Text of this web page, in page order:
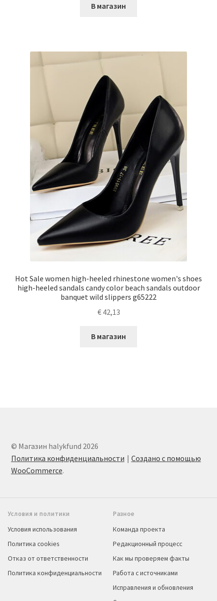
В магазин
Hot Sale women high-heeled rhinestone women's shoes
high-heeled sandals candy color beach sandals outdoor
banquet wild slippers g65222
€42,13
В магазин
© Магазин halykfund 2026
Политика конфиденциальности
Создано с помощью
WooCommerce.
Условия и политики
Условия использования
Политика cookies
Отказ от ответственности
Политика конфиденциальности
Разное
Команда проекта
Редакционный процесс
Как мы проверяем факты
Работа с источниками
Исправления и обновления